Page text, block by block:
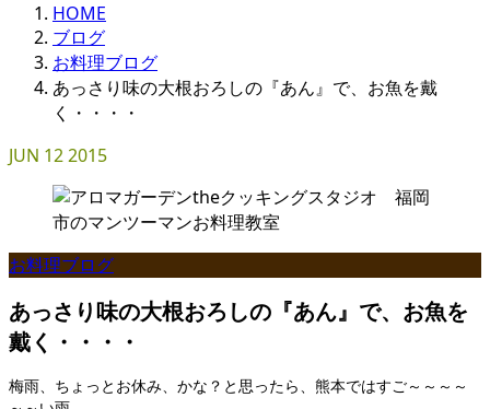
HOME
ブログ
お料理ブログ
あっさり味の大根おろしの『あん』で、お魚を戴
く・・・・
JUN 122015
お料理ブログ
あっさり味の大根おろしの『あん』で、お魚を
戴く・・・・
梅雨、ちょっとお休み、かな？と思ったら、熊本ではすご～～～～